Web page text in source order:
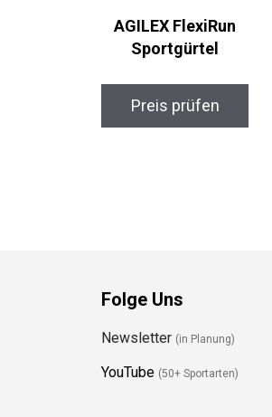
AGILEX FlexiRun
Sportgürtel
Preis prüfen
Folge Uns
Newsletter (in Planung)
YouTube (50+ Sportarten)